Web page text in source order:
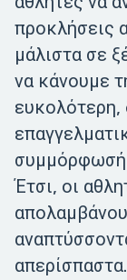
προκλήσεις
μάλιστα σε
να κάνουμε
ευκολότερη,
συμμόρφωσή
Έτσι, οι